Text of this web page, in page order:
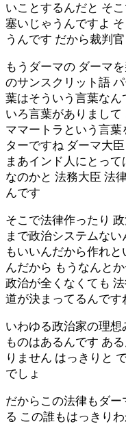
いことするんだと そ
塞いじゃうんですよ
うんです だから裁判
もうダーマの ダーマ
のサンスクリット語
葉はそういう言葉なん
いろ言葉がありまし
ママートラという言
ターですね ダーマ大
まあインド人にとっ
なのかと 法務大臣 法
んです
そこで法律作ったり
まで政治システムな
もいいんだから作れ
んだから もうなんと
政治が全くなくても
道が決まってるんです
いわゆる政治家の理
ものはあるんです あ
りません はっきりと
でしょ
だからこの法律もダ
る この誰もはっきり